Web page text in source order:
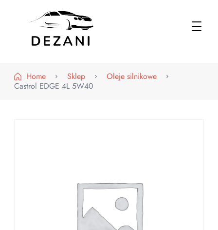
Home
Sklep
Oleje silnikowe
Castrol EDGE 4L 5W40